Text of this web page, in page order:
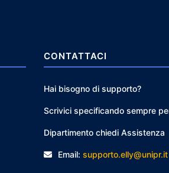
CONTATTACI
Hai bisogno di supporto?
Scrivici specificando sempre
Dipartimento chiedi Assistenza
Email: supporto.elly@unipr.it